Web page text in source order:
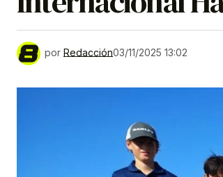
por Redacción03/11/2025 13:02